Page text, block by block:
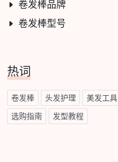
卷发棒品牌
卷发棒型号
热词
卷发棒 头发护理 美发工具
选购指南 发型教程